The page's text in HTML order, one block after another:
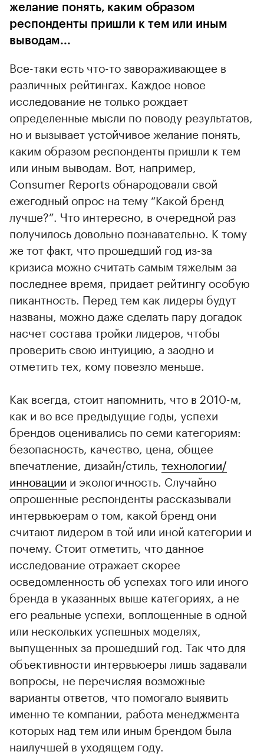
желание понять, каким образом
респонденты пришли к тем или иным
выводам...
Все-таки есть что-то завораживающее в
различных рейтингах. Каждое новое
исследование не только рождает
определенные мысли по поводу результатов,
но и вызывает устойчивое желание понять,
каким образом респонденты пришли к тем
или иным выводам. Вот, например,
Consumer Reports обнародовали свой
ежегодный опрос на тему “Какой бренд
лучше?”. Что интересно, в очередной раз
получилось довольно познавательно. К тому
же тот факт, что прошедший год из-за
кризиса можно считать самым тяжелым за
последнее время, придает рейтингу особую
пикантность. Перед тем как лидеры будут
названы, можно даже сделать пару догадок
насчет состава тройки лидеров, чтобы
проверить свою интуицию, а заодно и
отметить тех, кому повезло меньше.
Как всегда, стоит напомнить, что в 2010-м,
как и во все предыдущие годы, успехи
брендов оценивались по семи категориям:
безопасность, качество, цена, общее
впечатление, дизайн/стиль, технологии/
инновации и экологичность. Случайно
опрошенные респонденты рассказывали
интервьюерам о том, какой бренд они
считают лидером в той или иной категории и
почему. Стоит отметить, что данное
исследование отражает скорее
осведомленность об успехах того или иного
бренда в указанных выше категориях, а не
его реальные успехи, воплощенные в одной
или нескольких успешных моделях,
выпущенных за прошедший год. Так что для
объективности интервьюеры лишь задавали
вопросы, не перечисляя возможные
варианты ответов, что помогало выявить
именно те компании, работа менеджмента
которых над тем или иным брендом была
наилучшей в уходящем году.